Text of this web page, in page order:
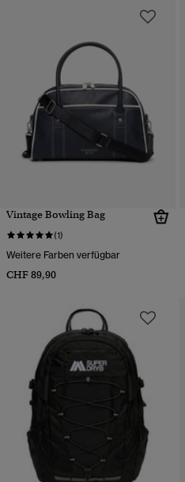
Vintage Bowling Bag
(1)
Weitere Farben verfügbar
CHF 89,90